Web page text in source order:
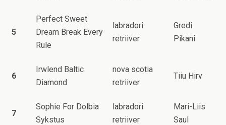
5
Perfect Sweet
Dream Break Every
Rule
labradori
retriiver
Gredi
Pikani
6
Irwlend Baltic
Diamond
nova scotia
retriiver
Tiiu Hirv
7
Sophie For Dolbia
Sykstus
labradori
retriiver
Mari-Liis
Saul